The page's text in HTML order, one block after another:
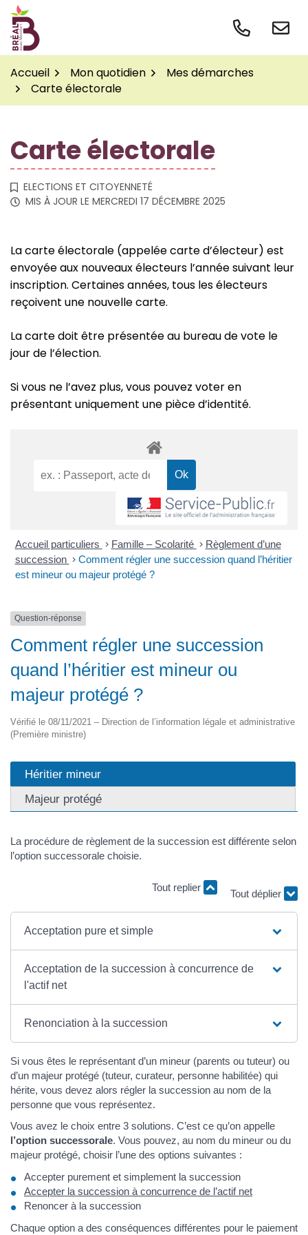
Gestion des traceurs
Aller
contenu
Accueil
Mon quotidien
Mes démarches
Carte électorale
Carte électorale
ELECTIONS ET CITOYENNETÉ
MIS À JOUR LE MERCREDI 17 DÉCEMBRE 2025
La carte électorale (appelée carte d’électeur) est
envoyée aux nouveaux électeurs l’année suivant leur
inscription. Certaines années, tous les électeurs
reçoivent une nouvelle carte.
La carte doit être présentée au bureau de vote le
jour de l’élection.
Si vous ne l’avez plus, vous pouvez voter en
présentant uniquement une pièce d’identité.
Accueil particuliers > Famille – Scolarité > Règlement d’une
succession > Comment régler une succession quand l’héritier
est mineur ou majeur protégé ?
Question-réponse
Comment régler une succession
quand l’héritier est mineur ou
majeur protégé ?
Vérifié le 08/11/2021 – Direction de l’information légale et administrative
(Première ministre)
Héritier mineur
Majeur protégé
La procédure de règlement de la succession est différente selon
l’option successorale choisie.
Tout replier
Tout déplier
Acceptation pure et simple
Acceptation de la succession à concurrence de
l'actif net
Renonciation à la succession
Si vous êtes le représentant d’un mineur (parents ou tuteur) ou
d’un majeur protégé (tuteur, curateur, personne habilitée) qui
hérite, vous devez alors régler la succession au nom de la
personne que vous représentez.
Vous avez le choix entre 3 solutions. C’est ce qu’on appelle
l’option successorale. Vous pouvez, au nom du mineur ou du
majeur protégé, choisir l’une des options suivantes :
Accepter purement et simplement la succession
Accepter la succession à concurrence de l’actif net
Renoncer à la succession
Chaque option a des conséquences différentes pour le paiement